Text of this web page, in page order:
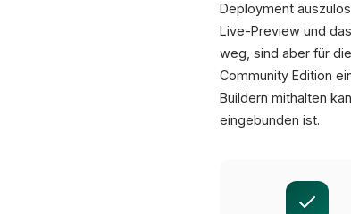
Deployment
Live-Preview und
weg, sind aber für
Community Edition
Buildern mithalten
eingebunden ist.